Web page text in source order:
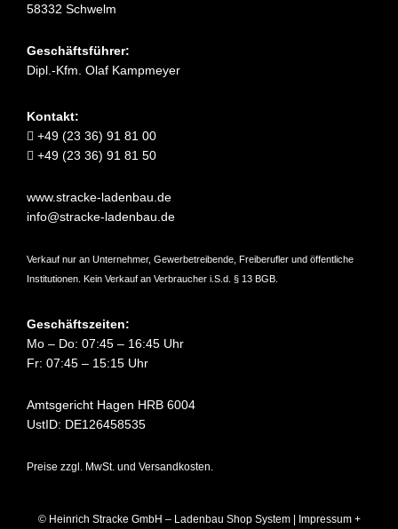
58332 Schwelm
Geschäftsführer:
Dipl.-Kfm. Olaf Kampmeyer
Kontakt:
+49 (23 36) 91 81 00
+49 (23 36) 91 81 50
www.stracke-ladenbau.de
info@stracke-ladenbau.de
Verkauf nur an Unternehmer, Gewerbetreibende, Freiberufler und öffentliche
Institutionen. Kein Verkauf an Verbraucher i.S.d. § 13 BGB.
Geschäftszeiten:
Mo – Do: 07:45 – 16:45 Uhr
Fr: 07:45 – 15:15 Uhr
Amtsgericht Hagen HRB 6004
UstID: DE126458535
Preise zzgl. MwSt. und Versandkosten.
© Heinrich Stracke GmbH – Ladenbau Shop System | Impressum +